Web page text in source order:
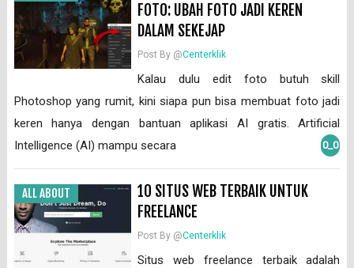
FOTO: UBAH FOTO JADI KEREN
DALAM SEKEJAP
Post By @Centerklik
Kalau dulu edit foto butuh skill
Photoshop yang rumit, kini siapa pun bisa membuat foto jadi
keren hanya dengan bantuan aplikasi AI gratis. Artificial
Intelligence (AI) mampu secara
0_0
ALL ABOUT
10 SITUS WEB TERBAIK UNTUK
FREELANCE
Post By @Centerklik
Situs web freelance terbaik adalah